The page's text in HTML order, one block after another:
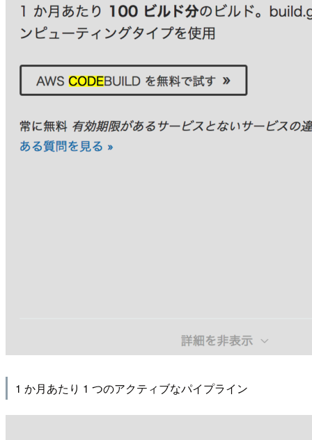
1 か月あたり 1 つのアクティブなパイプライン